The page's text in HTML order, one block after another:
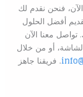
فنحن نقدم لك
أفضل الحلول
معنا الآن
أو من خلال
.فريقنا جاهز